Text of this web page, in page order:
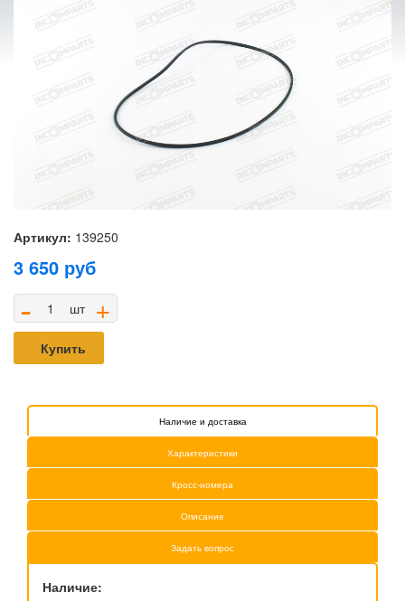
Артикул: 139250
3 650 руб
- шт +
Купить
Наличие и доставка
Характеристики
Кросс-номера
Описание
Задать вопрос
Наличие: